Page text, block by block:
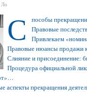
С
пособы
Правовые
Привлекаем
Правовые нюансы продажи
Слияние и присоединение:
Процедура официальной
аспекты прекращения